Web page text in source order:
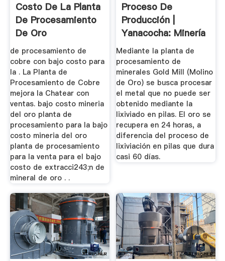
Costo De La Planta
De Procesamiento
De Oro
de procesamiento de
cobre con bajo costo para
la . La Planta de
Procesamiento de Cobre
mejora la Chatear con
ventas. bajo costo mineria
del oro planta de
procesamiento para la bajo
costo mineria del oro
planta de procesamiento
para la venta para el bajo
costo de extracci243;n de
mineral de oro . .
Proceso De
Producción |
Yanacocha: Minería
En Cajamarca ...
Mediante la planta de
procesamiento de
minerales Gold Mill (Molino
de Oro) se busca procesar
el metal que no puede ser
obtenido mediante la
lixiviado en pilas. El oro se
recupera en 24 horas, a
diferencia del proceso de
lixiviación en pilas que dura
casi 60 días.